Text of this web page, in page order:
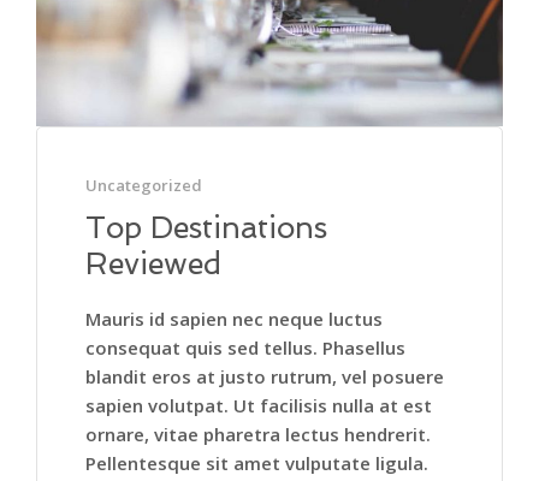
Uncategorized
Top Destinations
Reviewed
Mauris id sapien nec neque luctus
consequat quis sed tellus. Phasellus
blandit eros at justo rutrum, vel posuere
sapien volutpat. Ut facilisis nulla at est
ornare, vitae pharetra lectus hendrerit.
Pellentesque sit amet vulputate ligula.